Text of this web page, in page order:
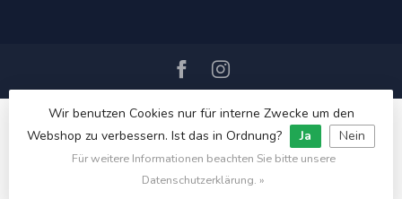
© Copyright 2026 SAIL360 watersport and boat equipment
Wir benutzen Cookies nur für interne Zwecke um den
Webshop zu verbessern. Ist das in Ordnung?
Ja Nein
Für weitere Informationen beachten Sie bitte unsere
Datenschutzerklärung. »